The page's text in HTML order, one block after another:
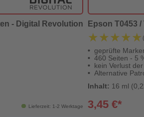
- Digital Revolution
Lieferzeit: 1-2 Werktage
Epson T0453
★★★★★
★★★★★
geprüfte
460 Seiten - 5
kein Verlust
Alternative
Inhalt: 16 ml
3,45 €*